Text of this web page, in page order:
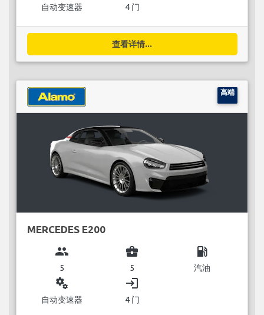
自动变速器 4 门
查看详情...
高端
MERCEDES E200
group
5
business_center
5
local_gas_station
汽油
miscellaneous_services
自动变速器
login
4 门